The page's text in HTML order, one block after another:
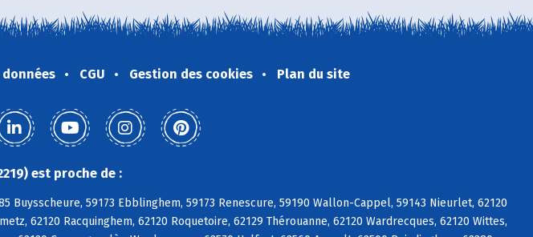
CGU Gestion des cookies Plan du site
est proche de :
Buysscheure, 59173 Ebblinghem, 59173 Renescure, 59190 Wallon-Cappel, 59143 Nieurlet, 62120
62120 Racquinghem, 62120 Roquetoire, 62129 Thérouanne, 62120 Wardrecques, 62120 Wittes,